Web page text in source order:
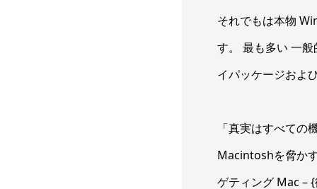
それでもは本物
す。 最も多い 一
イパッケージおよ
「真実はすべて
Macintoshを脅か
ゲティング Mac –